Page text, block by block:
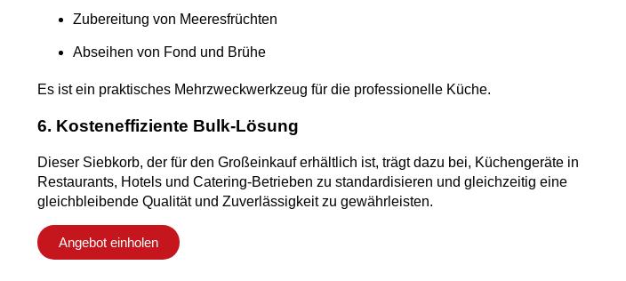
Zubereitung von Meeresfrüchten
Abseihen von Fond und Brühe
Es ist ein praktisches Mehrzweckwerkzeug für die professionelle Küche.
6. Kosteneffiziente Bulk-Lösung
Dieser Siebkorb, der für den Großeinkauf erhältlich ist, trägt dazu bei, Küchengeräte in
Restaurants, Hotels und Catering-Betrieben zu standardisieren und gleichzeitig eine
gleichbleibende Qualität und Zuverlässigkeit zu gewährleisten.
Angebot einholen